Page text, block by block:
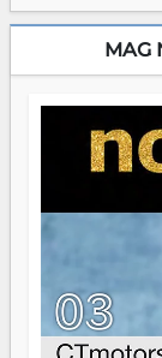
dorment
encore
Prix RFI
jeunes qui
s'arrêter là,
serait passer
brûle fort —
direction peut
là que les
gouvernail,
ont la force,
n'est pas un
d'équipage.
Surtout vos
n'importe quel
MAG